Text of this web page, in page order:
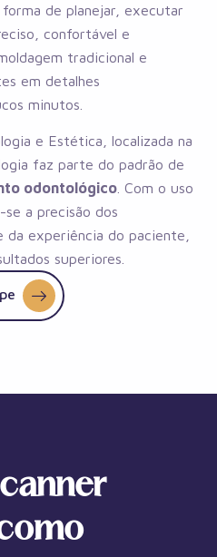
de planejar, executar
confortável e
tradicional e
em detalhes
minutos.
e Estética, localizada na
faz parte do padrão de
odontológico . Com o uso
se a precisão dos
experiência do paciente,
superiores.